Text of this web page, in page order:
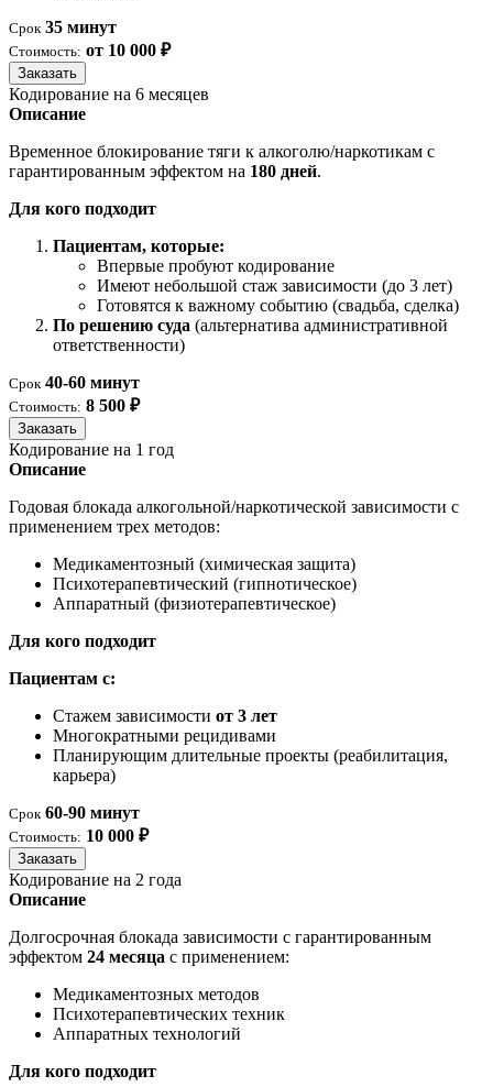
Срок 35 минут
Стоимость: от 10 000 ₽
Заказать
Кодирование на 6 месяцев
Описание
Временное блокирование тяги к алкоголю/наркотикам с
гарантированным эффектом на 180 дней.
Для кого подходит
Пациентам, которые:
Впервые пробуют кодирование
Имеют небольшой стаж зависимости (до 3 лет)
Готовятся к важному событию (свадьба, сделка)
По решению суда (альтернатива административной
ответственности)
Срок 40-60 минут
Стоимость: 8 500 ₽
Заказать
Кодирование на 1 год
Описание
Годовая блокада алкогольной/наркотической зависимости с
применением трех методов:
Медикаментозный (химическая защита)
Психотерапевтический (гипнотическое)
Аппаратный (физиотерапевтическое)
Для кого подходит
Пациентам с:
Стажем зависимости от 3 лет
Многократными рецидивами
Планирующим длительные проекты (реабилитация,
карьера)
Срок 60-90 минут
Стоимость: 10 000 ₽
Заказать
Кодирование на 2 года
Описание
Долгосрочная блокада зависимости с гарантированным
эффектом 24 месяца с применением:
Медикаментозных методов
Психотерапевтических техник
Аппаратных технологий
Для кого подходит